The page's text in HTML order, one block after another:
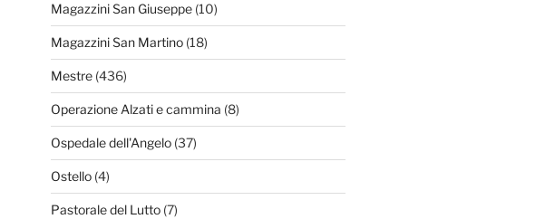
Magazzini San Giuseppe(10)
Magazzini San Martino(18)
Mestre(436)
Operazione Alzati e cammina (8)
Ospedale dell'Angelo(37)
Ostello(4)
Pastorale del Lutto(7)